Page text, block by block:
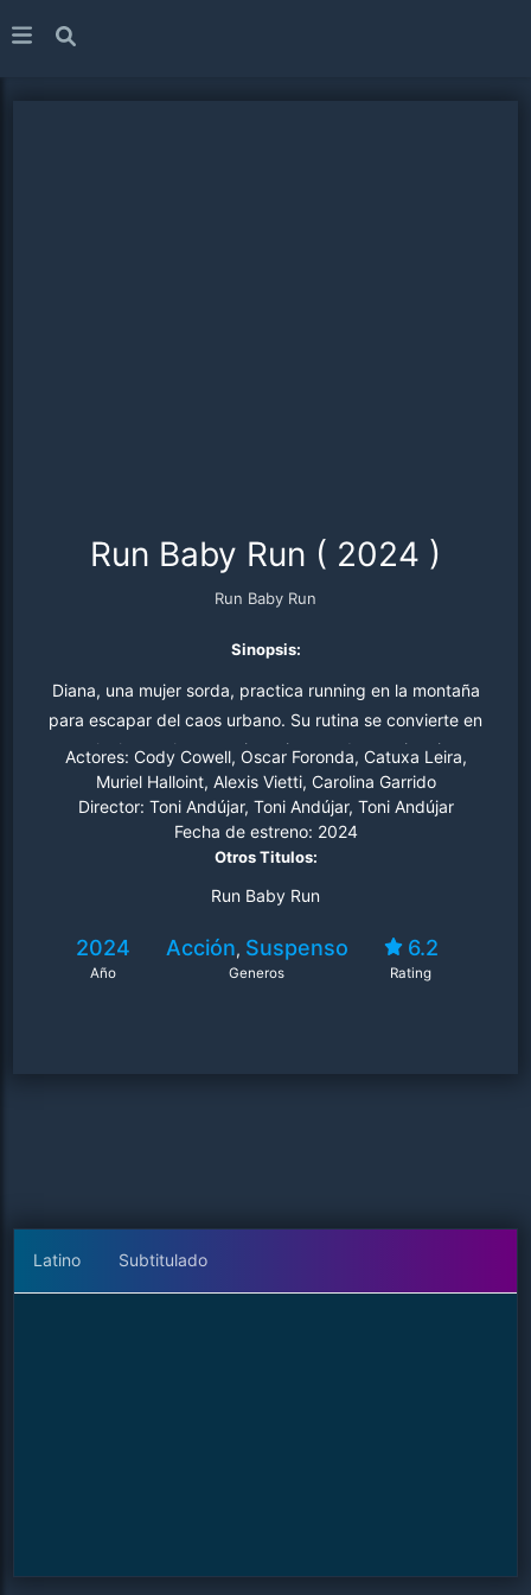
Run Baby Run ( 2024 )
Run Baby Run
Sinopsis:
Diana, una mujer sorda, practica running en la montaña
para escapar del caos urbano. Su rutina se convierte en
una lucha por la supervivencia cuando un misterioso
corredor la persigue. A través de desafíos extremos y
encuentros inesperados, Diana debe usar su ingenio y
valentía para sobrevivir. Al final, un giro inesperado
redefine su destino en este thriller de acción vertiginoso
sobre resistencia y superación.
Actores: Cody Cowell, Oscar Foronda, Catuxa Leira,
Muriel Halloint, Alexis Vietti, Carolina Garrido
Director: Toni Andújar, Toni Andújar, Toni Andújar
Fecha de estreno: 2024
Otros Titulos:
Run Baby Run
2024
Año
Acción, Suspenso
Generos
6.2
Rating
Latino Subtitulado